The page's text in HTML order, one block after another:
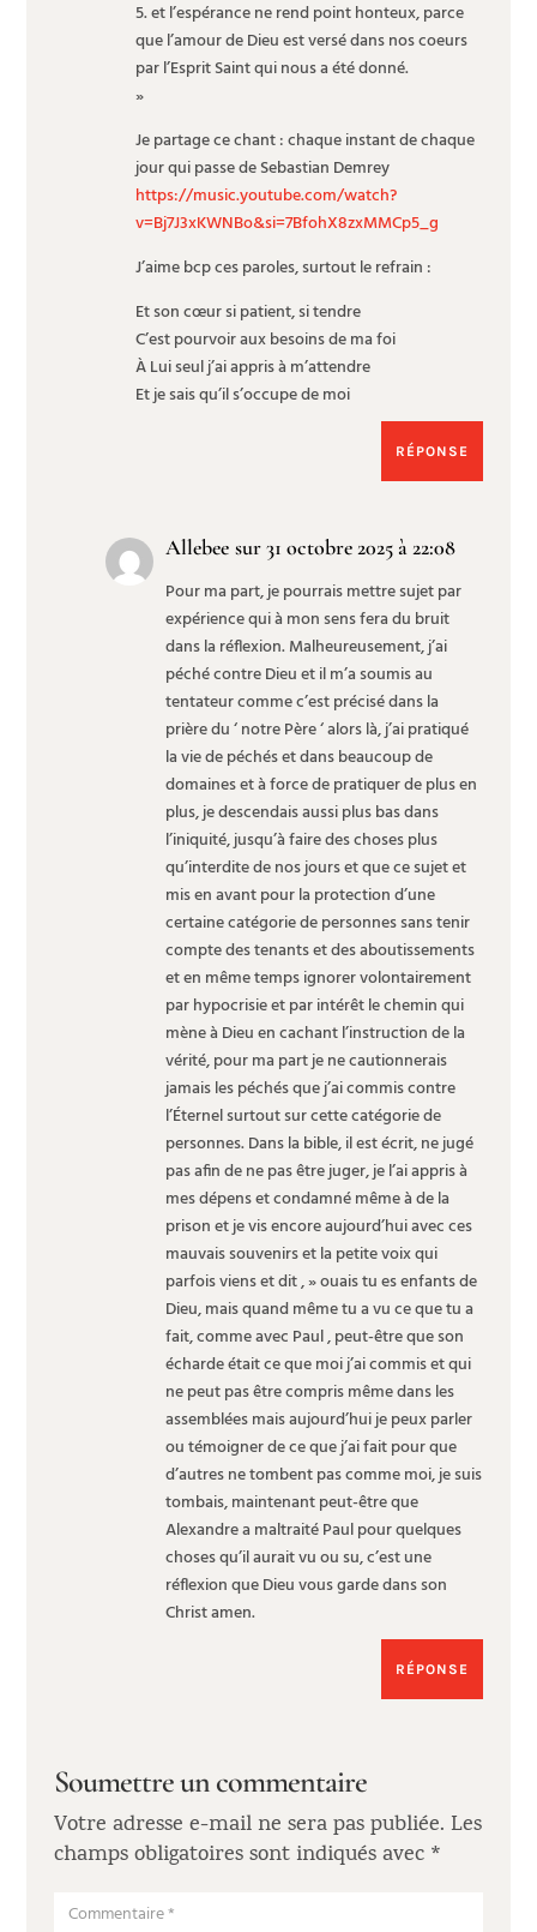
5. et l’espérance ne rend point honteux, parce
que l’amour de Dieu est versé dans nos coeurs
par l’Esprit Saint qui nous a été donné.
»
Je partage ce chant : chaque instant de chaque
jour qui passe de Sebastian Demrey
https://music.youtube.com/watch?
v=Bj7J3xKWNBo&si=7BfohX8zxMMCp5_g
J’aime bcp ces paroles, surtout le refrain :
Et son cœur si patient, si tendre
C’est pourvoir aux besoins de ma foi
À Lui seul j’ai appris à m’attendre
Et je sais qu’il s’occupe de moi
RÉPONSE
Allebee sur 31 octobre 2025 à 22:08
Pour ma part, je pourrais mettre sujet par
expérience qui à mon sens fera du bruit
dans la réflexion. Malheureusement, j’ai
péché contre Dieu et il m’a soumis au
tentateur comme c’est précisé dans la
prière du ‘ notre Père ‘ alors là, j’ai pratiqué
la vie de péchés et dans beaucoup de
domaines et à force de pratiquer de plus en
plus, je descendais aussi plus bas dans
l’iniquité, jusqu’à faire des choses plus
qu’interdite de nos jours et que ce sujet et
mis en avant pour la protection d’une
certaine catégorie de personnes sans tenir
compte des tenants et des aboutissements
et en même temps ignorer volontairement
par hypocrisie et par intérêt le chemin qui
mène à Dieu en cachant l’instruction de la
vérité, pour ma part je ne cautionnerais
jamais les péchés que j’ai commis contre
l’Éternel surtout sur cette catégorie de
personnes. Dans la bible, il est écrit, ne jugé
pas afin de ne pas être juger, je l’ai appris à
mes dépens et condamné même à de la
prison et je vis encore aujourd’hui avec ces
mauvais souvenirs et la petite voix qui
parfois viens et dit , » ouais tu es enfants de
Dieu, mais quand même tu a vu ce que tu a
fait, comme avec Paul , peut-être que son
écharde était ce que moi j’ai commis et qui
ne peut pas être compris même dans les
assemblées mais aujourd’hui je peux parler
ou témoigner de ce que j’ai fait pour que
d’autres ne tombent pas comme moi, je suis
tombais, maintenant peut-être que
Alexandre a maltraité Paul pour quelques
choses qu’il aurait vu ou su, c’est une
réflexion que Dieu vous garde dans son
Christ amen.
RÉPONSE
Soumettre un commentaire
Votre adresse e-mail ne sera pas publiée. Les
champs obligatoires sont indiqués avec *